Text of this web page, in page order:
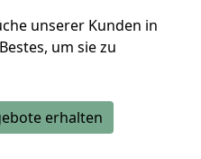
unserer Kunden in
um sie zu
erhalten